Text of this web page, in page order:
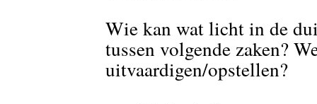
Wie kan wat licht in de
tussen volgende zaken?
uitvaardigen/opstellen?